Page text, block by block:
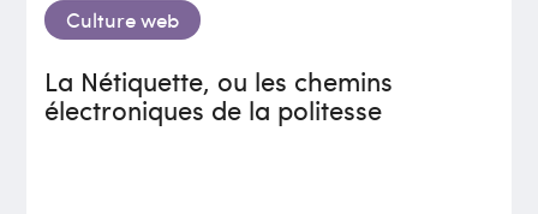
Culture web
La Nétiquette, ou les chemins
électroniques de la politesse